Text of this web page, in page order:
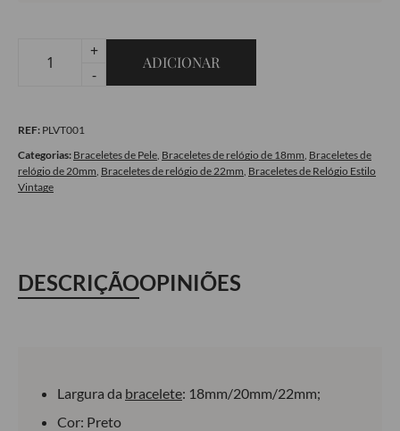
Quantidade
em
pele
Estilo
+
-
ADICIONAR
REF: PLVT001
Categorias: Braceletes de Pele, Braceletes de relógio de 18mm, Braceletes de
relógio de 20mm, Braceletes de relógio de 22mm, Braceletes de Relógio Estilo
Vintage
DESCRIÇÃOOPINIÕES
Largura da bracelete: 18mm/20mm/22mm;
Cor: Preto